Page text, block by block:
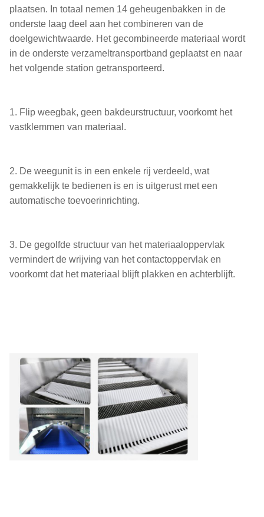
plaatsen. In totaal nemen 14 geheugenbakken in de
onderste laag deel aan het combineren van de
doelgewichtwaarde. Het gecombineerde materiaal wordt
in de onderste verzameltransportband geplaatst en naar
het volgende station getransporteerd.
1. Flip weegbak, geen bakdeurstructuur, voorkomt het
vastklemmen van materiaal.
2. De weegunit is in een enkele rij verdeeld, wat
gemakkelijk te bedienen is en is uitgerust met een
automatische toevoerinrichting.
3. De gegolfde structuur van het materiaaloppervlak
vermindert de wrijving van het contactoppervlak en
voorkomt dat het materiaal blijft plakken en achterblijft.